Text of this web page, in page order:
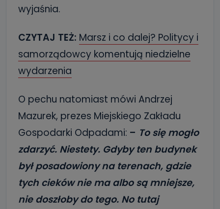
wyjaśnia.
CZYTAJ TEŻ: Marsz i co dalej? Politycy i
samorządowcy komentują niedzielne
wydarzenia
O pechu natomiast mówi Andrzej
Mazurek, prezes Miejskiego Zakładu
Gospodarki Odpadami: – To się mogło
zdarzyć. Niestety. Gdyby ten budynek
był posadowiony na terenach, gdzie
tych cieków nie ma albo są mniejsze,
nie doszłoby do tego. No tutaj